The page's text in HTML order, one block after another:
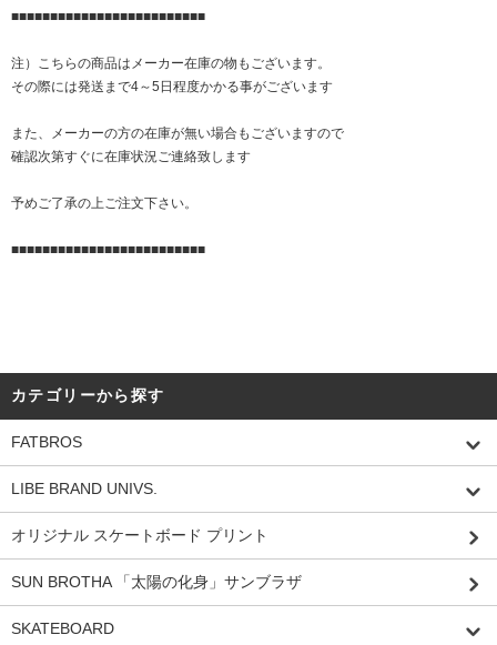
■■■■■■■■■■■■■■■■■■■■■■■■■
注）こちらの商品はメーカー在庫の物もございます。
その際には発送まで4～5日程度かかる事がございます
また、メーカーの方の在庫が無い場合もございますので
確認次第すぐに在庫状況ご連絡致します
予めご了承の上ご注文下さい。
■■■■■■■■■■■■■■■■■■■■■■■■■
カテゴリーから探す
FATBROS
LIBE BRAND UNIVS.
オリジナル スケートボード プリント
SUN BROTHA 「太陽の化身」サンブラザ
SKATEBOARD